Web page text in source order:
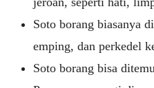
Soto borang biasanya
emping, dan perkedel
Soto borang bisa